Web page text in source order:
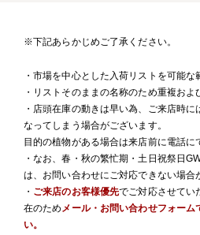
※下記あらかじめご了承ください。
・市場を中心とした入荷リストを可能な
・リストそのままの名称のため重複およ
・店頭在庫の動きは早い為、ご来店時
なってしまう場合がございます。
目的の植物がある場合は来店前に電話に
・なお、春・秋の繁忙期・土日祝祭日
は、お問い合わせにご対応できない場合
・ ご来店のお客様優先でご対応させてい
在のため メール・お問い合わせフォー
い。